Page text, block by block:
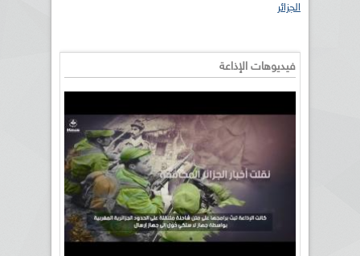
الجزائر
فيديوهات الإذاعة